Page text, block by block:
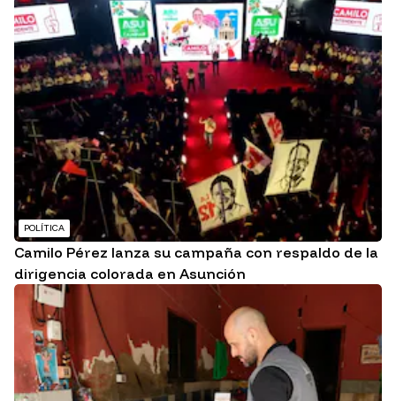
POLÍTICA
Camilo Pérez lanza su campaña con respaldo de la
dirigencia colorada en Asunción